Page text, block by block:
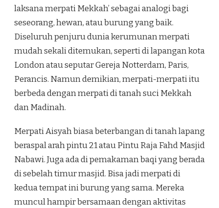
laksana merpati Mekkah’ sebagai analogi bagi
seseorang, hewan, atau burung yang baik.
Diseluruh penjuru dunia kerumunan merpati
mudah sekali ditemukan, seperti di lapangan kota
London atau seputar Gereja Notterdam, Paris,
Perancis. Namun demikian, merpati-merpati itu
berbeda dengan merpati di tanah suci Mekkah
dan Madinah.
Merpati Aisyah biasa beterbangan di tanah lapang
beraspal arah pintu 21 atau Pintu Raja Fahd Masjid
Nabawi. Juga ada di pemakaman baqi yang berada
di sebelah timur masjid. Bisa jadi merpati di
kedua tempat ini burung yang sama. Mereka
muncul hampir bersamaan dengan aktivitas